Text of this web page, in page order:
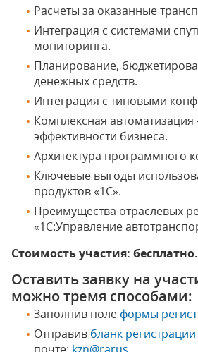
Расчеты за оказанные
Интеграция с системами
мониторинга.
Планирование,
денежных средств.
Интеграция с типовыми
Комплексная
эффективности бизнеса.
Архитектура программного
Ключевые выгоды
продуктов «1С».
Преимущества отраслевых
«1С:Управление
Стоимость участия: бесплатно.
Оставить заявку на
можно тремя способами:
Заполнив поле формы
Отправив бланк регистрации